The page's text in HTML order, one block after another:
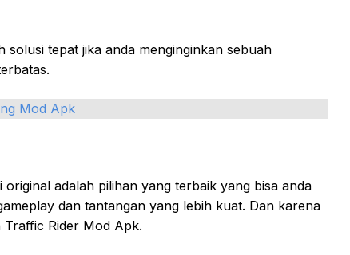
tepat jika anda menginginkan sebuah
Mod Apk
adalah pilihan yang terbaik yang bisa anda
dan tantangan yang lebih kuat. Dan karena
Rider Mod Apk.